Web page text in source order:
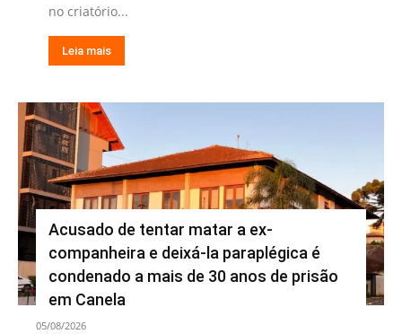
no criatório...
Leia mais
Acusado de tentar matar a ex-
companheira e deixá-la paraplégica é
condenado a mais de 30 anos de prisão
em Canela
05/08/2026